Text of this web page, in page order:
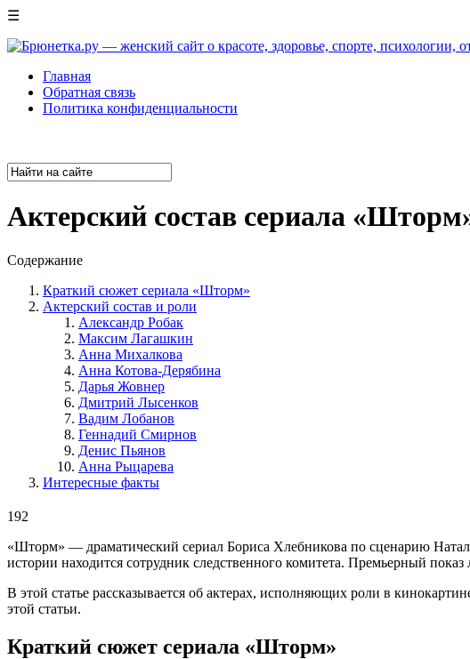
☰
Главная
Обратная связь
Политика конфиденциальности
Актерский состав сериала
Содержание
Краткий сюжет сериала «Шторм»
Актерский состав и роли
Александр Робак
Максим Лагашкин
Анна Михалкова
Анна Котова-Дерябина
Дарья Жовнер
Дмитрий Лысенков
Вадим Лобанов
Геннадий Смирнов
Денис Пьянов
Анна Рыцарева
Интересные факты
192
«Шторм» — драматический сериал Бориса Хлебникова по сценарию
истории находится сотрудник следственного комитета. Премьерный
В этой статье рассказывается об актерах, исполняющих роли в
этой статьи.
Краткий сюжет сериала «Шторм»